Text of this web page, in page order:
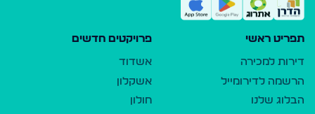
תפריט ראשי
דירות למכירה
הרשמה לדירומייל
הבלוג שלנו
פרויקטים חדשים
אשדוד
אשקלון
חולון